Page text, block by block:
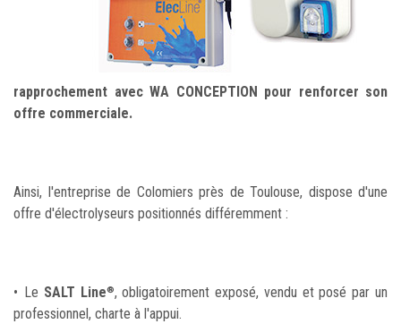
rapprochement avec WA CONCEPTION pour renforcer son
offre commerciale.
Ainsi, l'entreprise de Colomiers près de Toulouse, dispose d'une
offre d'électrolyseurs positionnés différemment :
• Le SALT Line®, obligatoirement exposé, vendu et posé par un
professionnel, charte à l'appui.